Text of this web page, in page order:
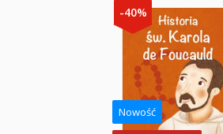
-40%
Nowość